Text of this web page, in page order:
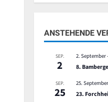
ANSTEHENDE
SEP.
2
2. September-
8.
SEP.
25
25. September
23.